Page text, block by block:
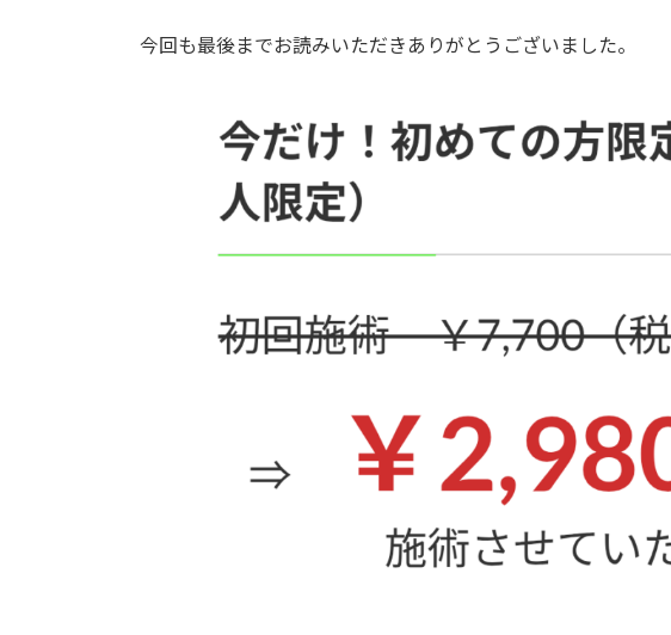
今回も最後までお読みいただきありがとうございました。